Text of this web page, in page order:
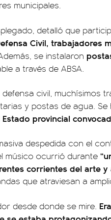
municipales.
detalló que
Civil, trabajadores
se instalaron
a través de ABSA.
civil, muchísimos
y postas de agua.
provincial
despedida con el
músico ocurrió durante
corrientes del arte y
que atraviesan a
desde donde se mire.